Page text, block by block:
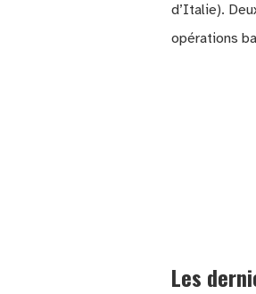
d’Italie).
opérations
Les